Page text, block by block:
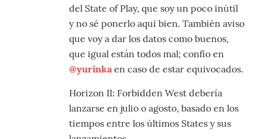
del State of Play, que soy un poco inútil
y no sé ponerlo aquí bien. También aviso
que voy a dar los datos como buenos,
que igual están todos mal; confío en
@yurinkaen caso de estar equivocados.
Horizon II: Forbidden West debería
lanzarse en julio o agosto, basado en los
tiempos entre los últimos States y sus